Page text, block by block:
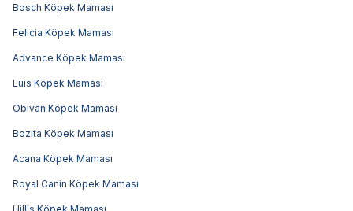
Bosch Köpek Maması
Felicia Köpek Maması
Advance Köpek Maması
Luis Köpek Maması
Obivan Köpek Maması
Bozita Köpek Maması
Acana Köpek Maması
Royal Canin Köpek Maması